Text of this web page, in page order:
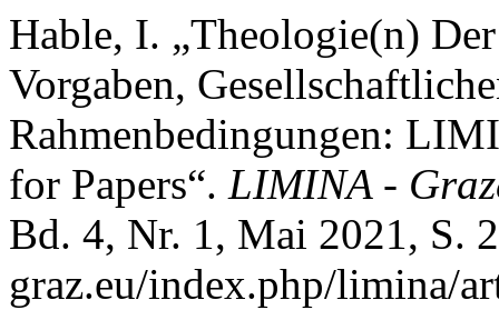
Hable, I. „Theologie(n)
Vorgaben,
Rahmenbedingungen:
for Papers“. LIMINA -
Bd. 4, Nr. 1, Mai 2021, S.
graz.eu/index.php/limina/